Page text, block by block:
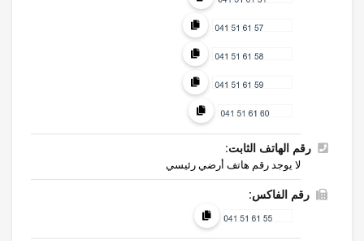
رقم الهاتف الثابت:
لا يوجد رقم هاتف أرضي رئيسي
رقم الفاكس: